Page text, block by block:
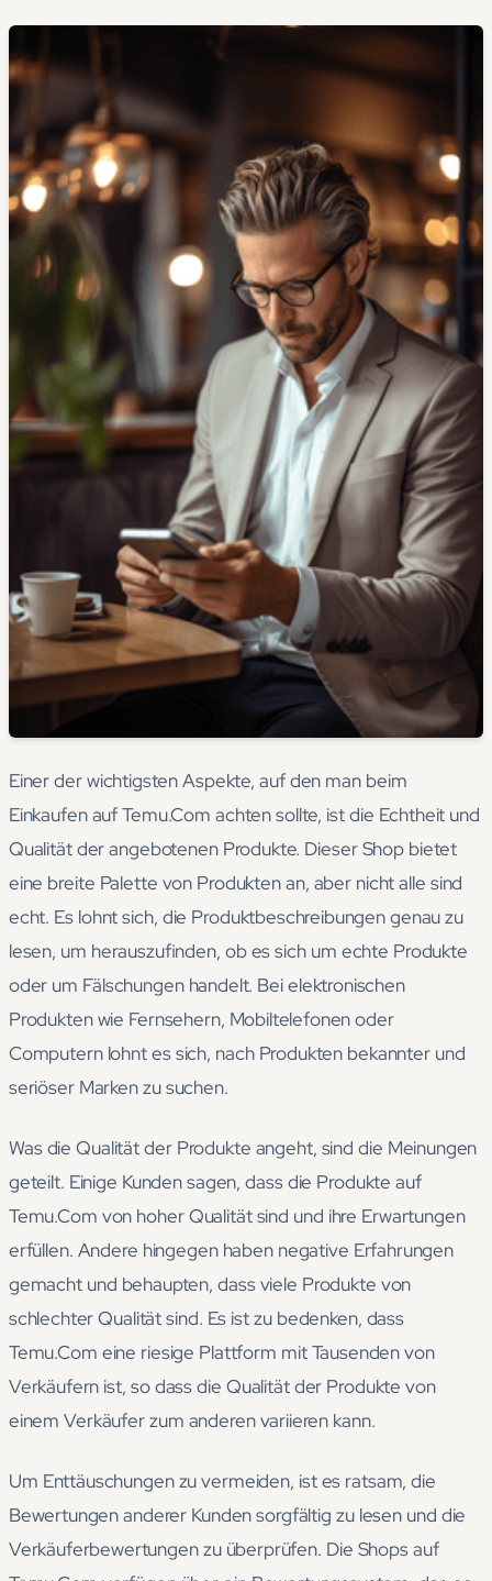
Einer der wichtigsten Aspekte, auf den man beim
Einkaufen auf Temu.Com achten sollte, ist die Echtheit und
Qualität der angebotenen Produkte. Dieser Shop bietet
eine breite Palette von Produkten an, aber nicht alle sind
echt. Es lohnt sich, die Produktbeschreibungen genau zu
lesen, um herauszufinden, ob es sich um echte Produkte
oder um Fälschungen handelt. Bei elektronischen
Produkten wie Fernsehern, Mobiltelefonen oder
Computern lohnt es sich, nach Produkten bekannter und
seriöser Marken zu suchen.
Was die Qualität der Produkte angeht, sind die Meinungen
geteilt. Einige Kunden sagen, dass die Produkte auf
Temu.Com von hoher Qualität sind und ihre Erwartungen
erfüllen. Andere hingegen haben negative Erfahrungen
gemacht und behaupten, dass viele Produkte von
schlechter Qualität sind. Es ist zu bedenken, dass
Temu.Com eine riesige Plattform mit Tausenden von
Verkäufern ist, so dass die Qualität der Produkte von
einem Verkäufer zum anderen variieren kann.
Um Enttäuschungen zu vermeiden, ist es ratsam, die
Bewertungen anderer Kunden sorgfältig zu lesen und die
Verkäuferbewertungen zu überprüfen. Die Shops auf